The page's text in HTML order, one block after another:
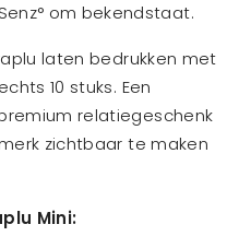
om bekendstaat.
laten bedrukken met
10 stuks. Een
relatiegeschenk
zichtbaar te maken
Mini: